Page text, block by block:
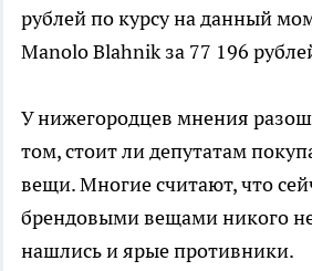
рублей по курсу на данный
Manolo Blahnik за 77 196
У нижегородцев мнения
том, стоит ли депутатам
вещи. Многие считают, что
брендовыми вещами никого
нашлись и ярые противники.